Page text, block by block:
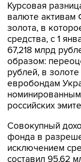
Курсовая
валюте активам
золота, в
средства, с 1
67,218 млрд
образом:
рублей, в золоте
евробондам
российских
Совокупный
фонда в
исключением
составил 95,62